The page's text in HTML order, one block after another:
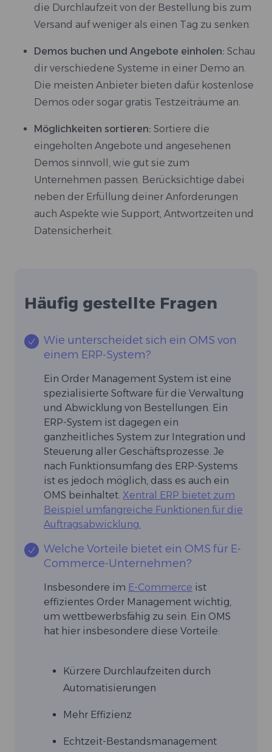
die Durchlaufzeit von der Bestellung bis zum
Versand auf weniger als einen Tag zu senken.
Demos buchen und Angebote einholen: Schau
dir verschiedene Systeme in einer Demo an.
Die meisten Anbieter bieten dafür kostenlose
Demos oder sogar gratis Testzeiträume an.
Möglichkeiten sortieren: Sortiere die
eingeholten Angebote und angesehenen
Demos sinnvoll, wie gut sie zum
Unternehmen passen. Berücksichtige dabei
neben der Erfüllung deiner Anforderungen
auch Aspekte wie Support, Antwortzeiten und
Datensicherheit.
Häufig gestellte Fragen
Wie unterscheidet sich ein OMS von
einem ERP-System?
Ein Order Management System ist eine
spezialisierte Software für die Verwaltung
und Abwicklung von Bestellungen. Ein
ERP-System ist dagegen ein
ganzheitliches System zur Integration und
Steuerung aller Geschäftsprozesse. Je
nach Funktionsumfang des ERP-Systems
ist es jedoch möglich, dass es auch ein
OMS beinhaltet. Xentral ERP bietet zum
Beispiel umfangreiche Funktionen für die
Auftragsabwicklung.
Welche Vorteile bietet ein OMS für E-
Commerce-Unternehmen?
Insbesondere im E-Commerce ist
effizientes Order Management wichtig,
um wettbewerbsfähig zu sein. Ein OMS
hat hier insbesondere diese Vorteile:
Kürzere Durchlaufzeiten durch
Automatisierungen
Mehr Effizienz
Echtzeit-Bestandsmanagement